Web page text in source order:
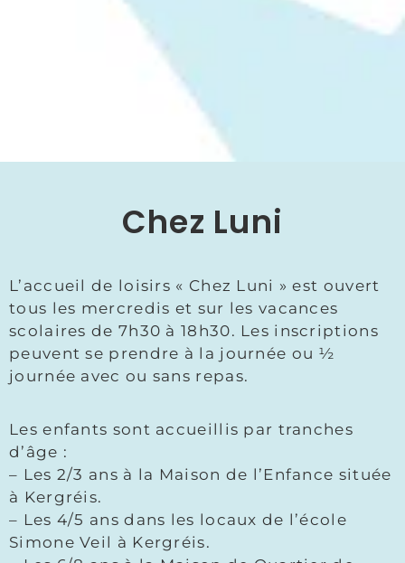
Chez Luni
L’accueil de loisirs « Chez Luni » est ouvert
tous les mercredis et sur les vacances
scolaires de 7h30 à 18h30. Les inscriptions
peuvent se prendre à la journée ou ½
journée avec ou sans repas.
Les enfants sont accueillis par tranches
d’âge :
– Les 2/3 ans à la Maison de l’Enfance située
à Kergréis.
– Les 4/5 ans dans les locaux de l’école
Simone Veil à Kergréis.